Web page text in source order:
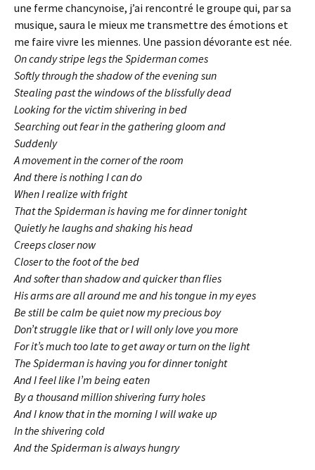
une ferme chancynoise, j’ai rencontré le groupe qui, par sa
musique, saura le mieux me transmettre des émotions et
me faire vivre les miennes. Une passion dévorante est née.
On candy stripe legs the Spiderman comes
Softly through the shadow of the evening sun
Stealing past the windows of the blissfully dead
Looking for the victim shivering in bed
Searching out fear in the gathering gloom and
Suddenly
A movement in the corner of the room
And there is nothing I can do
When I realize with fright
That the Spiderman is having me for dinner tonight
Quietly he laughs and shaking his head
Creeps closer now
Closer to the foot of the bed
And softer than shadow and quicker than flies
His arms are all around me and his tongue in my eyes
Be still be calm be quiet now my precious boy
Don’t struggle like that or I will only love you more
For it’s much too late to get away or turn on the light
The Spiderman is having you for dinner tonight
And I feel like I’m being eaten
By a thousand million shivering furry holes
And I know that in the morning I will wake up
In the shivering cold
And the Spiderman is always hungry